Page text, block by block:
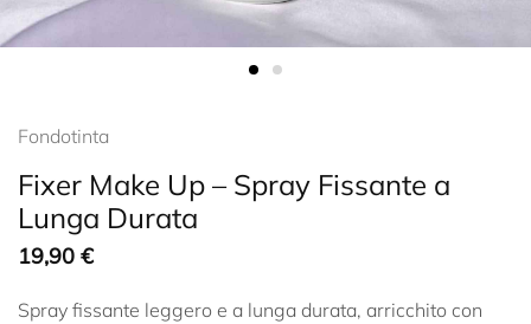
Fondotinta
Fixer Make Up – Spray Fissante a
Lunga Durata
19,90 €
Spray fissante leggero e a lunga durata, arricchito con